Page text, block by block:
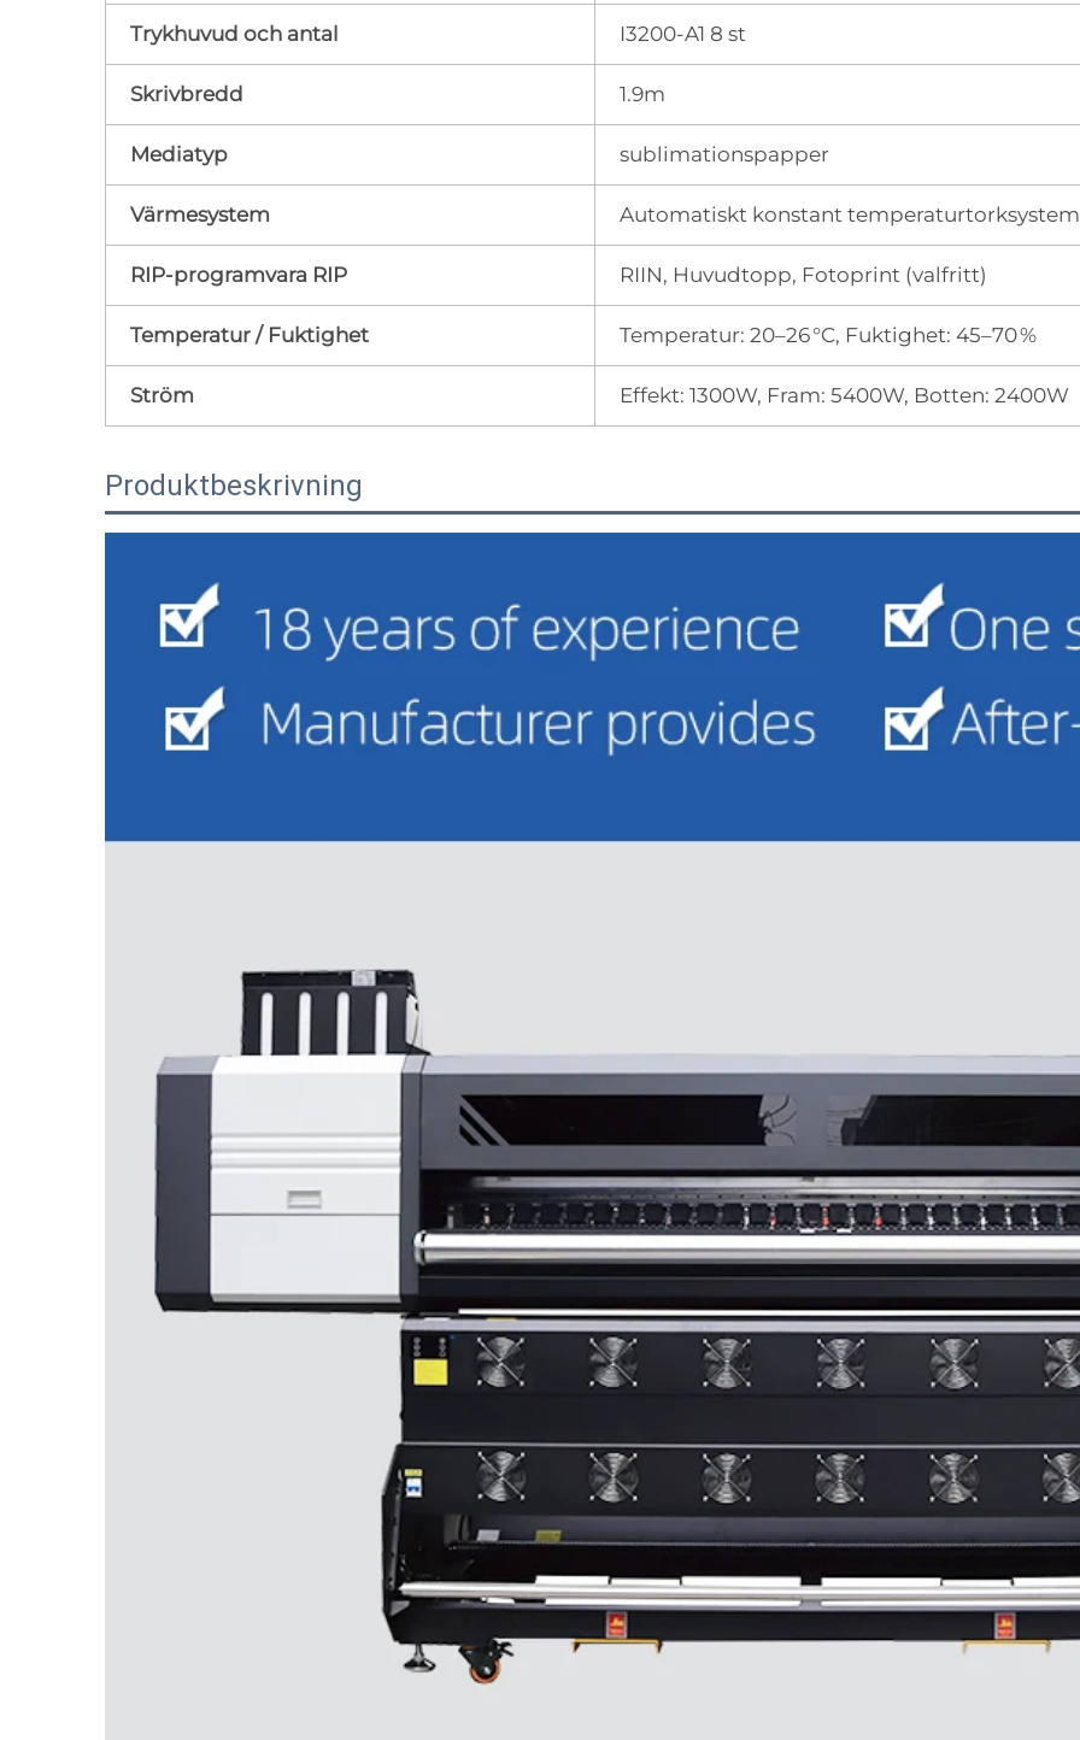
Trykhuvud och antal I3200-A1 8 st
Skrivbredd 1.9m
Mediatyp sublimationspapper
Värmesystem Automatiskt konstant temperaturtorksystem
RIP-programvara RIP RIIN, Huvudtopp, Fotoprint (valfritt)
Temperatur / Fuktighet Temperatur: 20–26 °C, Fuktighet: 45–70 %
Ström Effekt: 1300W, Fram: 5400W, Botten: 2400W
Produktbeskrivning